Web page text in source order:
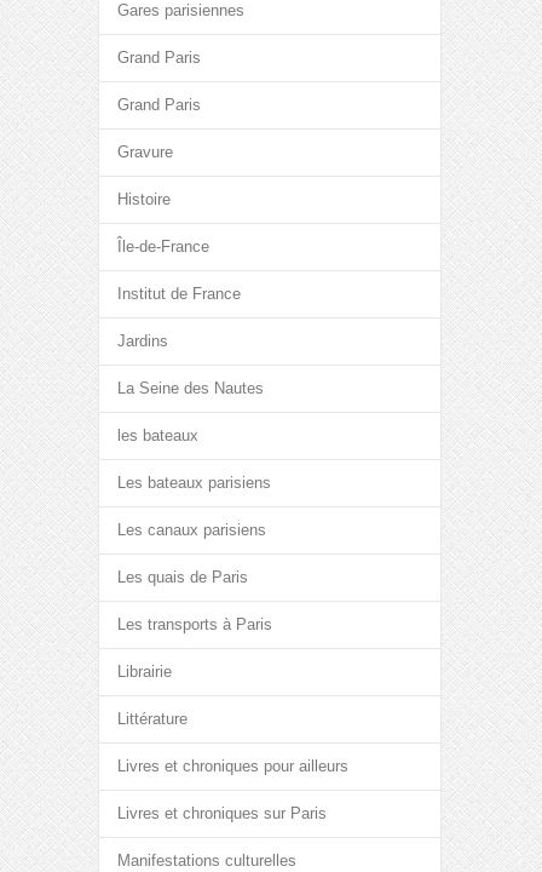
Gares parisiennes
Grand Paris
Grand Paris
Gravure
Histoire
Île-de-France
Institut de France
Jardins
La Seine des Nautes
les bateaux
Les bateaux parisiens
Les canaux parisiens
Les quais de Paris
Les transports à Paris
Librairie
Littérature
Livres et chroniques pour ailleurs
Livres et chroniques sur Paris
Manifestations culturelles